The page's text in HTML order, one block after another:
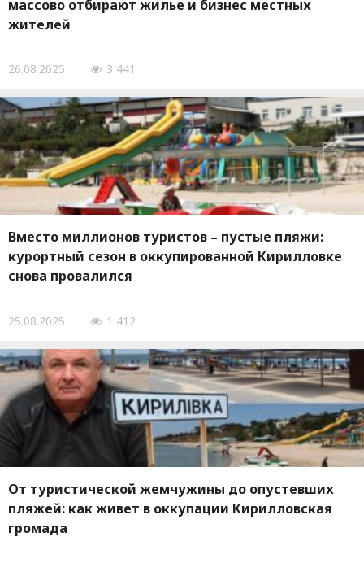
массово отбирают жилье и бизнес местных
жителей
26.08.2025 3 441
Вместо миллионов туристов – пустые пляжи:
курортный сезон в оккупированной Кирилловке
снова провалился
25.08.2025 1 412
От туристической жемчужины до опустевших
пляжей: как живет в оккупации Кирилловская
громада